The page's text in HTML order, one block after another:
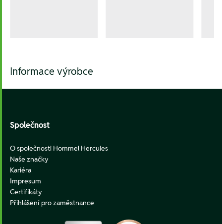
Informace výrobce
Společnost
O společnosti Hommel Hercules
Naše značky
Kariéra
Impresum
Certifikáty
Přihlášení pro zaměstnance